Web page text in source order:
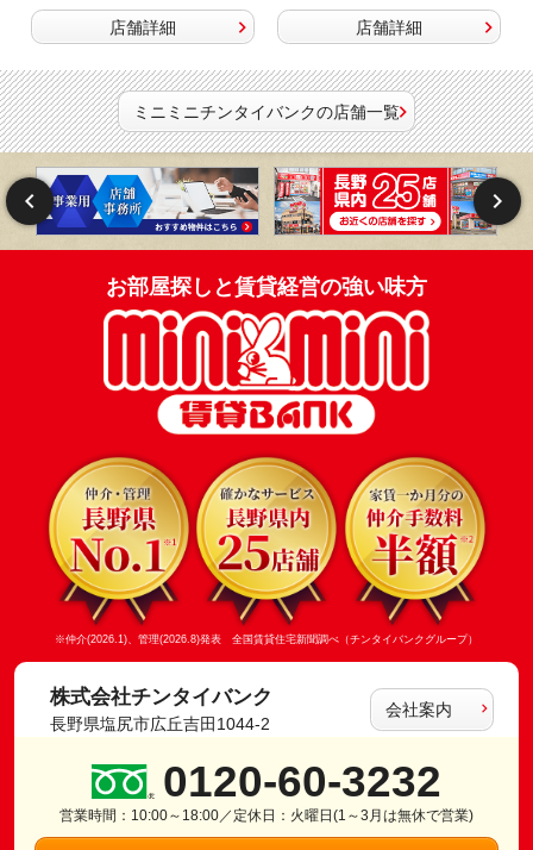
店舗詳細
店舗詳細
ミニミニチンタイバンクの店舗一覧
お部屋探しと賃貸経営の強い味方
※仲介(2026.1)、管理(2026.8)発表 全国賃貸住宅新聞調べ（チンタイバンクグループ）
株式会社チンタイバンク
長野県塩尻市広丘吉田1044-2
会社案内
0120-60-3232
営業時間：10:00～18:00／定休日：火曜日(1～3月は無休で営業)